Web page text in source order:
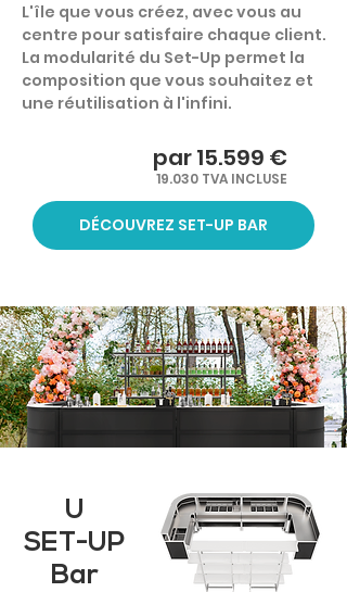
L'île que vous créez, avec vous au
centre pour satisfaire chaque client.
La modularité du Set-Up permet la
composition que vous souhaitez et
une réutilisation à l'infini.
par 15.599 €
19.030 TVA INCLUSE
DÉCOUVREZ SET-UP BAR
U
SET-UP
Bar